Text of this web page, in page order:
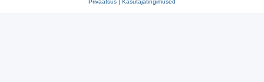
Privaatsus | Kasutajatingimused